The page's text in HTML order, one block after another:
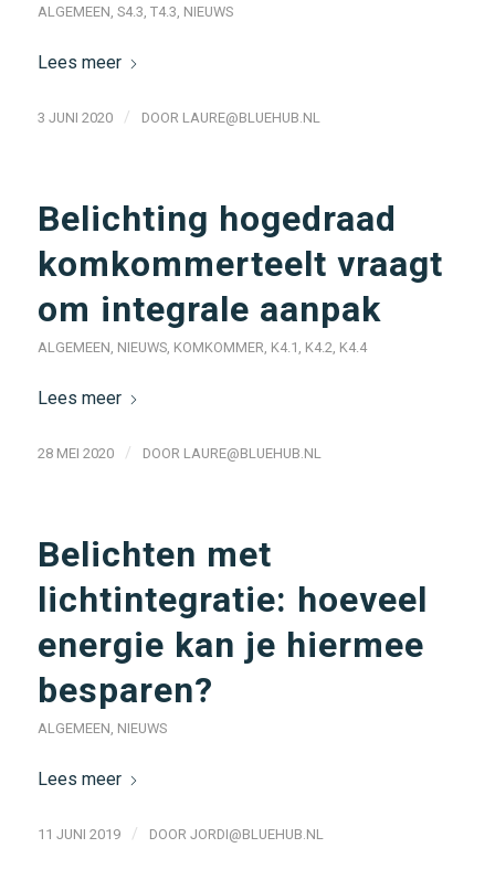
ALGEMEEN, S4.3, T4.3, NIEUWS
Lees meer
3 JUNI 2020 / DOOR LAURE@BLUEHUB.NL
Belichting hogedraad
komkommerteelt vraagt
om integrale aanpak
ALGEMEEN, NIEUWS, KOMKOMMER, K4.1 , K4.2, K4.4
Lees meer
28 MEI 2020 / DOOR LAURE@BLUEHUB.NL
Belichten met
lichtintegratie: hoeveel
energie kan je hiermee
besparen?
ALGEMEEN, NIEUWS
Lees meer
11 JUNI 2019 / DOOR JORDI@BLUEHUB.NL